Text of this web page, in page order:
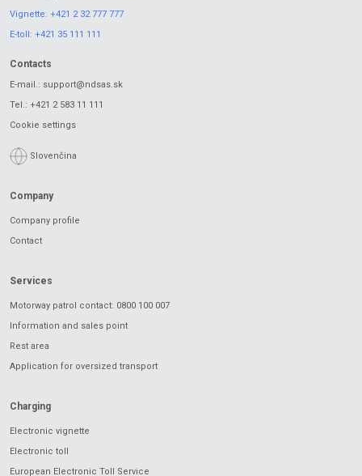
Vignette: +421 2 32 777 777
E-toll: +421 35 111 111
Contacts
E-mail.: support@ndsas.sk
Tel.: +421 2 583 11 111
Cookie settings
Slovenčina
Company
Company profile
Contact
Services
Motorway patrol contact: 0800 100 007
Information and sales point
Rest area
Application for oversized transport
Charging
Electronic vignette
Electronic toll
European Electronic Toll Service